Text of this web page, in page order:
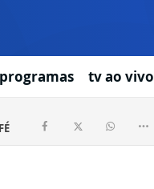
programas tv ao vivo